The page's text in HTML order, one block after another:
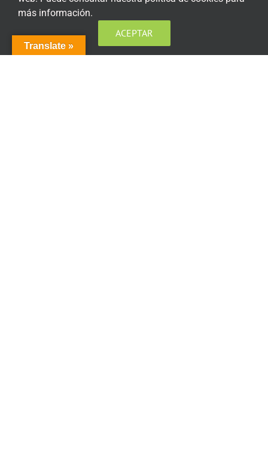
Política de privacidad Redes Sociales
Política de cookies
Translate »
más información.
ACEPTAR